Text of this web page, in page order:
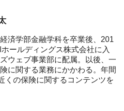
済学部金融学科を卒業後、201
ールディングス株式会社に入
ウェブ事業部に配属。以後、一
に関する業務にかかわる。年間
くの保険に関するコンテンツを